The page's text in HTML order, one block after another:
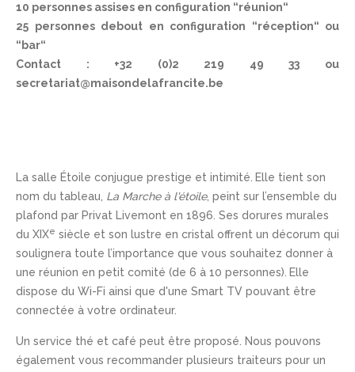
10 personnes assises en configuration “réunion“
25 personnes debout en configuration “réception“ ou
“bar“
Contact : +32 (0)2 219 49 33 ou
secretariat@maisondelafrancite.be
La salle Étoile conjugue prestige et intimité. Elle tient son
nom du tableau, La Marche à l'étoile, peint sur l’ensemble du
plafond par Privat Livemont en 1896. Ses dorures murales
du XIXe siècle et son lustre en cristal offrent un décorum qui
soulignera toute l’importance que vous souhaitez donner à
une réunion en petit comité (de 6 à 10 personnes). Elle
dispose du Wi-Fi ainsi que d'une Smart TV pouvant être
connectée à votre ordinateur.
Un service thé et café peut être proposé. Nous pouvons
également vous recommander plusieurs traiteurs pour un